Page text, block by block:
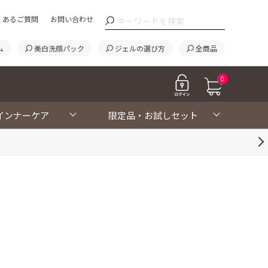
あるご質問 お問い合わせ
美白洗顔パック ジェルの選び方 全商品
0
ンナーケア 限定品・お試しセット